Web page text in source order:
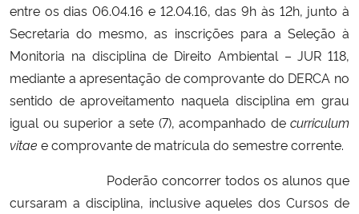
Ministério do Turismo
Ministério do Desenvolvimento Regional
Controladoria-Geral da União
Ministério da Mulher, da Família e dos Direitos Humanos
entre os dias 06.04.16 e 12.04.16, das 9h às 12h, junto à
Secretaria do mesmo, as inscrições para a Seleção à
Monitoria na disciplina de Direito Ambiental – JUR 118,
mediante a apresentação de comprovante do DERCA no
sentido de aproveitamento naquela disciplina em grau
igual ou superior a sete (7), acompanhado de curriculum
vitae e comprovante de matrícula do semestre corrente.
Poderão concorrer todos os alunos que
cursaram a disciplina, inclusive aqueles dos Cursos de